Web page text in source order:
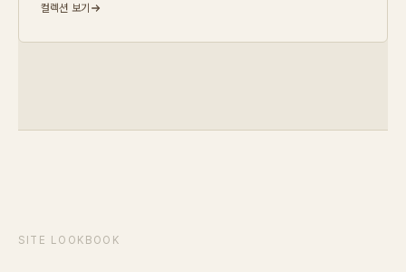
컬렉션 보기
SITE LOOKBOOK